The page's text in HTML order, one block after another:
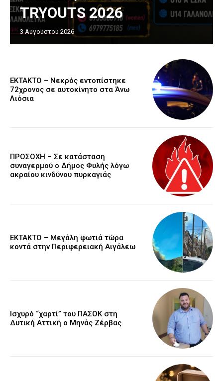
TRYOUTS 2026
3 Αυγούστου 2026
EKTAKTO – Νεκρός εντοπίστηκε
72χρονος σε αυτοκίνητο στα Άνω
Λιόσια
ΠΡΟΣΟΧΗ – Σε κατάσταση
συναγερμού ο Δήμος Φυλής λόγω
ακραίου κινδύνου πυρκαγιάς
ΕΚΤΑΚΤΟ – Μεγάλη φωτιά τώρα
κοντά στην Περιφερειακή Αιγάλεω
Ισχυρό “χαρτί” του ΠΑΣΟΚ στη
Δυτική Αττική ο Μηνάς Ζέρβας